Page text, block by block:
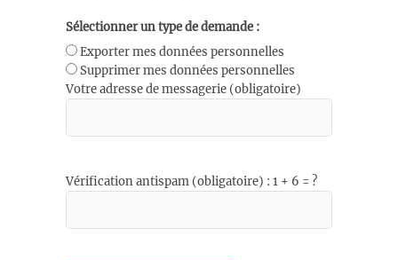
Sélectionner un type de demande :
Exporter mes données personnelles
Supprimer mes données personnelles
Votre adresse de messagerie (obligatoire)
Vérification antispam (obligatoire) : 1 + 6 = ?